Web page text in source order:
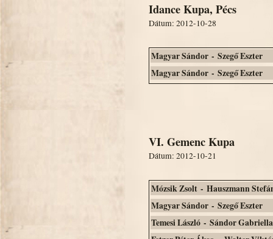
Idance Kupa, Pécs
Dátum: 2012-10-28
Magyar Sándor - Szegő Eszter
Magyar Sándor - Szegő Eszter
VI. Gemenc Kupa
Dátum: 2012-10-21
Mózsik Zsolt - Hauszmann
Magyar Sándor - Szegő Eszter
Temesi László - Sándor Gabriella